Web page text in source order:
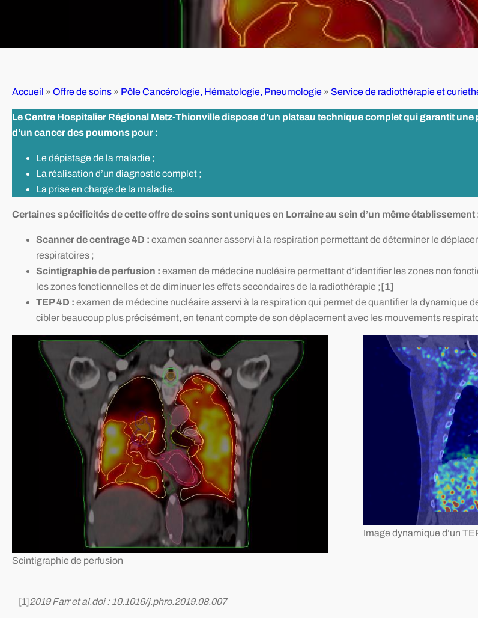
Accueil » Offre de soins » Pôle Cancérologie, Hématologie, Pneumologie » Service de radiothérapie et
Le Centre Hospitalier Régional Metz-Thionville dispose d’un plateau technique complet qui garantit
d’un cancer des poumons pour :
Le dépistage de la maladie ;
La réalisation d’un diagnostic complet ;
La prise en charge de la maladie.
Certaines spécificités de cette offre de soins sont uniques en Lorraine au sein d’un même établissement
Scanner de centrage 4D : examen scanner asservi à la respiration permettant de déterminer le
respiratoires ;
Scintigraphie de perfusion : examen de médecine nucléaire permettant d’identifier les zones non
les zones fonctionnelles et de diminuer les effets secondaires de la radiothérapie ; [1]
TEP 4D : examen de médecine nucléaire asservi à la respiration qui permet de quantifier la dynamique
cibler beaucoup plus précisément, en tenant compte de son déplacement avec les mouvements
Scintigraphie de perfusion
Image dynamique d’un
[1]2019 Farr et al.doi : 10.1016/j.phro.2019.08.007